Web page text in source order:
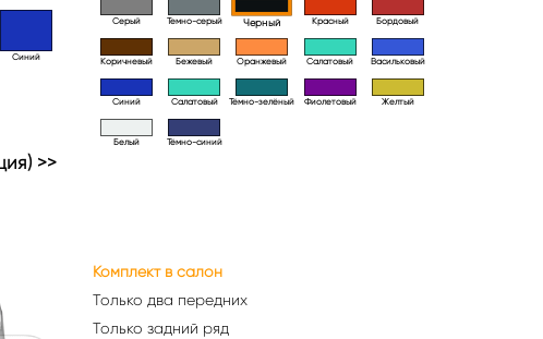
Синий
>>
Серый Темно-серый Черный Красный Бордовый
Коричневый Бежевый Оранжевый Салатовый Васильковый
Синий Салатовый Тёмно-зелёный Фиолетовый Желтый
Белый Тёмно-синий
Комплект в салон
Только два передних
Только задний ряд